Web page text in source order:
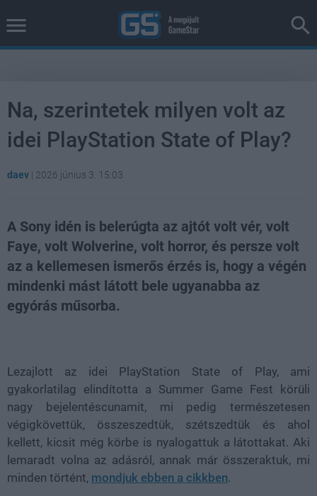
Na, szerintetek milyen volt az
idei PlayStation State of Play?
daev | 2026 június 3. 15:03
A Sony idén is belerúgta az ajtót volt vér, volt
Faye, volt Wolverine, volt horror, és persze volt
az a kellemesen ismerős érzés is, hogy a végén
mindenki mást látott bele ugyanabba az
egyórás műsorba.
Lezajlott az idei PlayStation State of Play, ami
gyakorlatilag elindította a Summer Game Fest körüli
nagy bejelentéscunamit, mi pedig természetesen
végigkövettük, összeszedtük, szétszedtük és ahol
kellett, kicsit még körbe is nyalogattuk a látottakat. Aki
lemaradt volna az adásról, annak már összeraktuk, mi
minden történt, mondjuk ebben a cikkben.